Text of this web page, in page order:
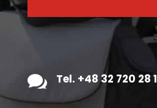
 Tel. +48 32 720 28